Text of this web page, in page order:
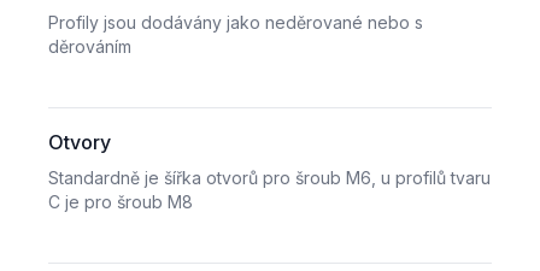
Profily jsou dodávány jako neděrované nebo s
děrováním
Otvory
Standardně je šířka otvorů pro šroub M6, u profilů tvaru
C je pro šroub M8